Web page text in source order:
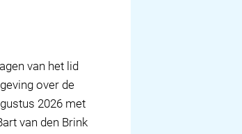
van het lid
over de
2026 met
van den Brink